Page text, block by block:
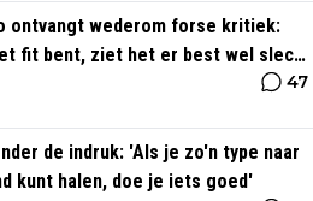
ontvangt wederom forse kritiek:
fit bent, ziet het er best wel slecht
47
de indruk: 'Als je zo'n type naar
kunt halen, doe je iets goed'